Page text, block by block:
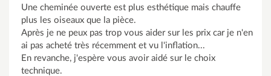
Une cheminée ouverte est plus esthétique mais chauffe
plus les oiseaux que la pièce.
Après je ne peux pas trop vous aider sur les prix car je n'en
ai pas acheté très récemment et vu l'inflation...
En revanche, j'espère vous avoir aidé sur le choix
technique.